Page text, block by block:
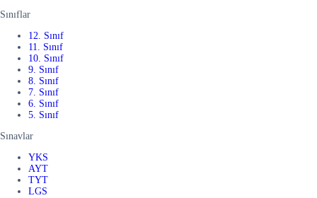
Sınıflar
12. Sınıf
11. Sınıf
10. Sınıf
9. Sınıf
8. Sınıf
7. Sınıf
6. Sınıf
5. Sınıf
Sınavlar
YKS
AYT
TYT
LGS